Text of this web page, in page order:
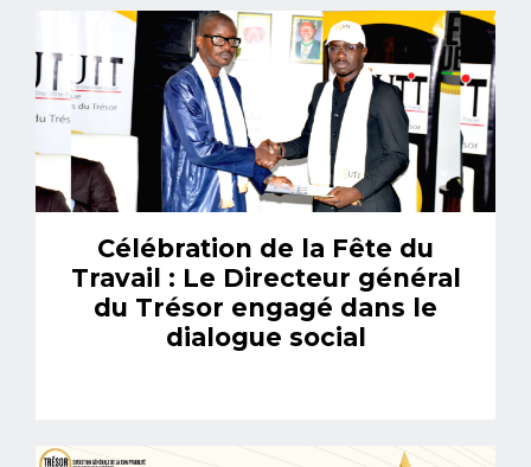
Célébration de la Fête du
Travail : Le Directeur général
du Trésor engagé dans le
dialogue social